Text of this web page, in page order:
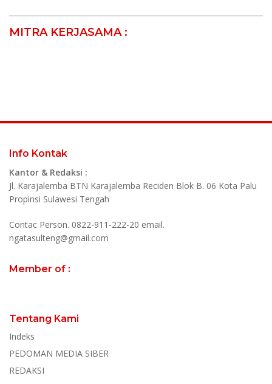
MITRA KERJASAMA :
Info Kontak
Kantor & Redaksi :
Jl. Karajalemba BTN Karajalemba Reciden Blok B. 06 Kota Palu
Propinsi Sulawesi Tengah
Contac Person. 0822-911-222-20 email.
ngatasulteng@gmail.com
Member of :
Tentang Kami
Indeks
PEDOMAN MEDIA SIBER
REDAKSI